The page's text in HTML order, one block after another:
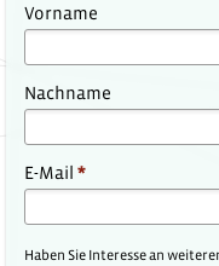
Vorname
Nachname
E-Mail *
Haben Sie Interesse an